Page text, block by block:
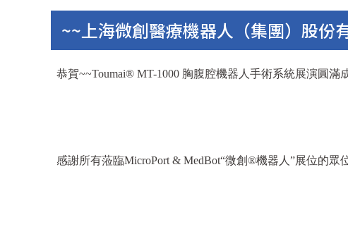
~~上海微創醫療機器人（集團）股
恭賀~~Toumai® MT-1000 胸腹腔機器人手術系統展演圓滿
感謝所有蒞臨MicroPort & MedBot“微創®機器人”展位的眾